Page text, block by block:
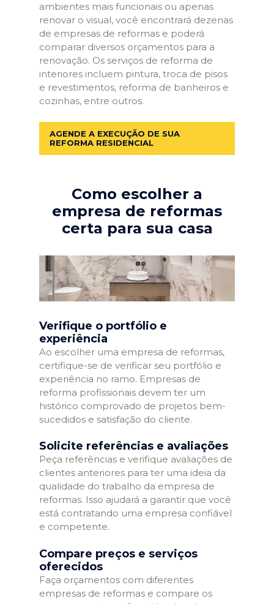
ambientes mais funcionais ou apenas
renovar o visual, você encontrará dezenas
de empresas de reformas e poderá
comparar diversos orçamentos para a
renovação. Os serviços de reforma de
interiores incluem pintura, troca de pisos
e revestimentos, reforma de banheiros e
cozinhas, entre outros.
AGENDE A EXECUÇÃO DE SUA
REFORMA RESIDENCIAL
Como escolher a
empresa de reformas
certa para sua casa
Verifique o portfólio e
experiência
Ao escolher uma empresa de reformas,
certifique-se de verificar seu portfólio e
experiência no ramo. Empresas de
reforma profissionais devem ter um
histórico comprovado de projetos bem-
sucedidos e satisfação do cliente.
Solicite referências e avaliações
Peça referências e verifique avaliações de
clientes anteriores para ter uma ideia da
qualidade do trabalho da empresa de
reformas. Isso ajudará a garantir que você
está contratando uma empresa confiável
e competente.
Compare preços e serviços
oferecidos
Faça orçamentos com diferentes
empresas de reformas e compare os